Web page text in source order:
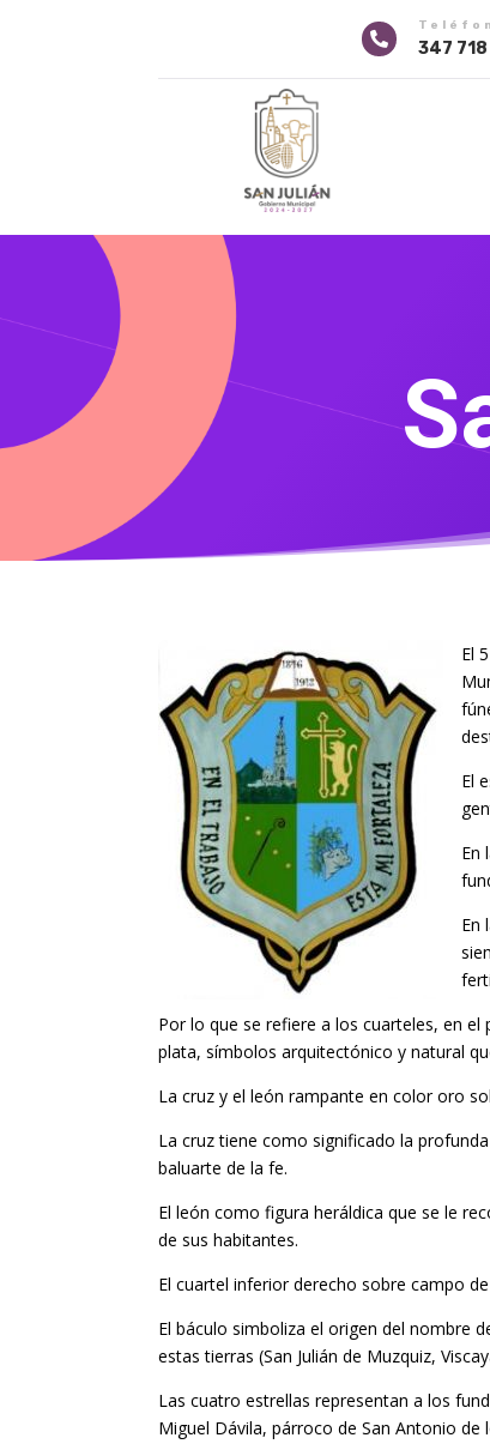
 347 718
El
El
En
En
Por lo que se refiere a los cuarteles, en
plata, símbolos arquitectónico y natural
La cruz y el león rampante en color oro
La cruz tiene como significado la
baluarte de la fe.
El león como figura heráldica que se le
de sus habitantes.
El cuartel inferior derecho sobre campo
El báculo simboliza el origen del nombre
estas tierras (San Julián de Muzquiz,
Las cuatro estrellas representan a los
Miguel Dávila, párroco de San Antonio de